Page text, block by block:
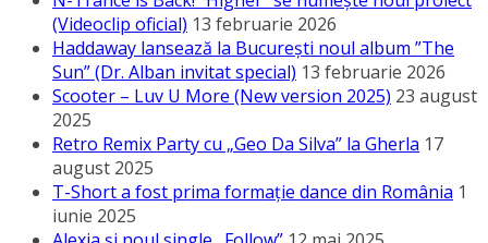
(Videoclip oficial) 13 februarie 2026
Haddaway lansează la București noul album ”The
Sun” (Dr. Alban invitat special) 13 februarie 2026
Scooter – Luv U More (New version 2025) 23 august
2025
Retro Remix Party cu „Geo Da Silva” la Gherla 17
august 2025
T-Short a fost prima formație dance din România 1
iunie 2025